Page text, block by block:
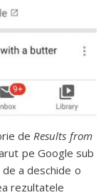
de Results from
pe Google sub
a deschide o
rezultatele